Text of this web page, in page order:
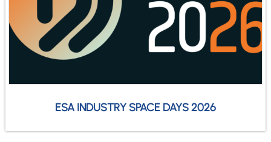
ESA INDUSTRY SPACE DAYS 2026